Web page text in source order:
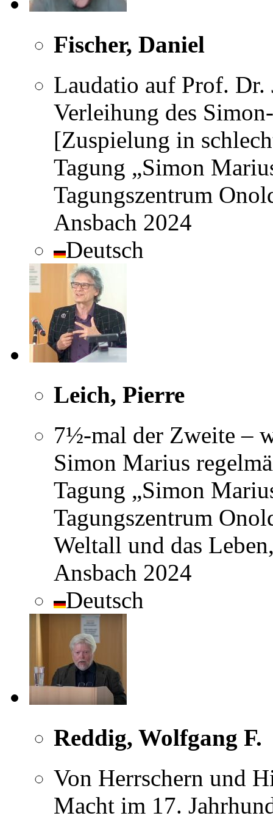
Fischer, Daniel
Laudatio auf Prof. Dr.
Verleihung des
[Zuspielung in
Tagung „Simon
Tagungszentrum
Ansbach 2024
Deutsch
Leich, Pierre
7½-mal der Zweite –
Simon Marius
Tagung „Simon
Tagungszentrum
Weltall und das
Ansbach 2024
Deutsch
Reddig, Wolfgang F.
Von Herrschern und
Macht im 17.